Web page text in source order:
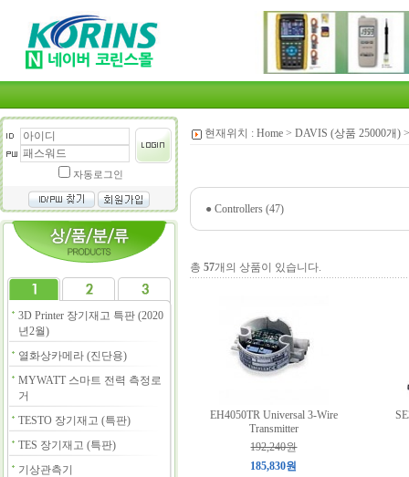
자동로그인
3D Printer 장기재고 특판 (2020
년2월)
열화상카메라 (진단용)
MYWATT 스마트 전력 측정로
거
TESTO 장기재고 (특판)
TES 장기재고 (특판)
기상관측기
현재위치 : Home > DAVIS (상품 25000개)
● Controllers (47)
총 57개의 상품이 있습니다.
EH4050TR Universal 3-Wire
Transmitter
192,240원
185,830원